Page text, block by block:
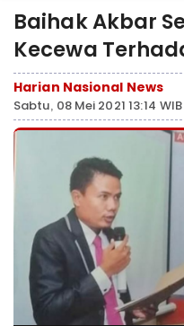
Baihak Akbar
Kecewa
Harian Nasional News
Sabtu, 08 Mei 2021 13:14 WIB